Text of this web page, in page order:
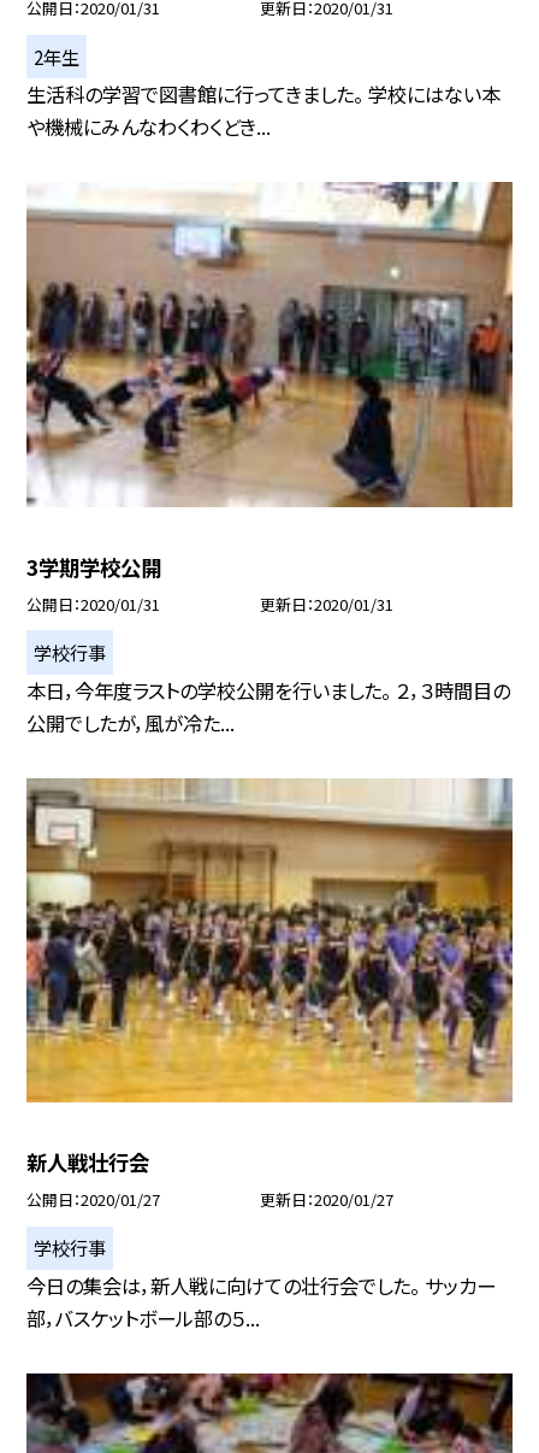
公開日 2020/01/31 更新日 2020/01/31
2年生
生活科の学習で図書館に行ってきました。 学校にはない本
や機械にみんなわくわくどき...
3学期学校公開
公開日 2020/01/31 更新日 2020/01/31
学校行事
本日，今年度ラストの学校公開を行いました。 ２，３時間目の
公開でしたが，風が冷た...
新人戦壮行会
公開日 2020/01/27 更新日 2020/01/27
学校行事
今日の集会は，新人戦に向けての壮行会でした。 サッカー
部，バスケットボール部の５...